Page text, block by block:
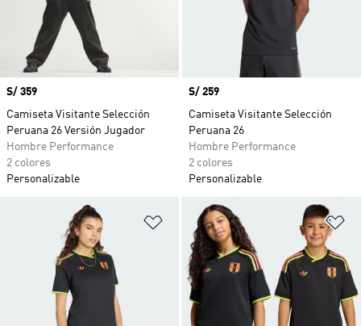
Precio
S/ 359
Camiseta Visitante Selección
Peruana 26 Versión Jugador
Hombre Performance
2 colores
Personalizable
Precio
S/ 259
Camiseta Visitante Selección
Peruana 26
Hombre Performance
2 colores
Personalizable
Añadir a la lista de deseos